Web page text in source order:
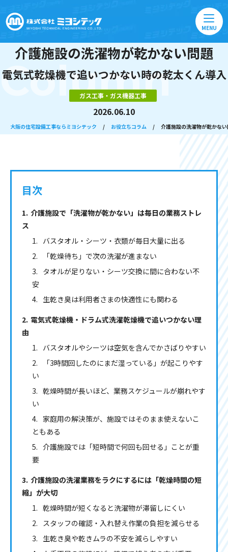
MENU
介護施設の洗濯物が乾かない問題
電気式乾燥機で追いつかない時の乾太くん導入
ガス工事・ガス機器工事
2026.06.10
Column
大阪の住宅設備工事ならミヨシテック / お役立ちコラム / 介護施設の洗濯物が乾かな
目次
介護施設で「洗濯物が乾かない」は毎日の業務ストレ
ス
バスタオル・シーツ・衣類が毎日大量に出る
「乾燥待ち」で次の洗濯が進まない
タオルが足りない・シーツ交換に間に合わない不
安
生乾き臭は利用者さまの快適性にも関わる
電気式乾燥機・ドラム式洗濯乾燥機で追いつかない理
由
バスタオルやシーツは空気を含んでかさばりやすい
「3時間回したのにまだ湿っている」が起こりやす
い
乾燥時間が長いほど、業務スケジュールが崩れやす
い
家庭用の解決策が、施設ではそのまま使えないこ
ともある
介護施設では「短時間で何回も回せる」ことが重
要
介護施設の洗濯業務をラクにするには「乾燥時間の短
縮」が大切
乾燥時間が短くなると洗濯物が滞留しにくい
スタッフの確認・入れ替え作業の負担を減らせる
生乾き臭や乾きムラの不安を減らしやすい